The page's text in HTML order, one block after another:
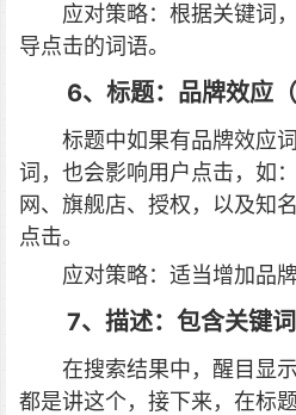
应对策略：根据关键词
导点击的词语。
6、标题：品牌效应（
标题中如果有品牌效应
词，也会影响用户点击，如
网、旗舰店、授权，以及知
点击。
应对策略：适当增加品
7、描述：包含关键词
在搜索结果中，醒目显
都是讲这个，接下来，在标